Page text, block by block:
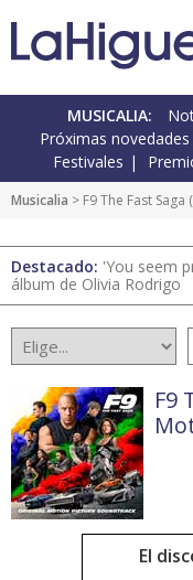
MUSICALIA:
Próximas novedades
Festivales
Musicalia > F9 The Fast
Destacado: 'You seem
álbum de Olivia Rodrigo
F9
El